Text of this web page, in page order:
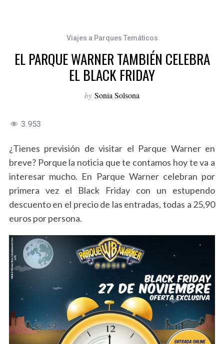
Viajes a Parques Temáticos
EL PARQUE WARNER TAMBIÉN CELEBRA
EL BLACK FRIDAY
by Sonia Solsona
3.953
¿Tienes previsión de visitar el Parque Warner en
breve? Porque la noticia que te contamos hoy te va a
interesar mucho. En Parque Warner celebran por
primera vez el Black Friday con un estupendo
descuento en el precio de las entradas, todas a 25,90
euros por persona.